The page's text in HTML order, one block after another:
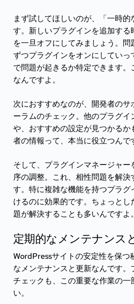
まず試してほしいのが、「一時
す。新しいプラグインを追加する
を一旦オフにしてみましょう。問
ずつプラグインをオンにしていっ
で問題が起きるか特定できます。
なんですよ。
次におすすめなのが、開発者のサ
ーラムのチェック。他のプラグイ
や、おすすめの設定が見つかるか
者の情報って、本当に役立つんで
そして、プラグインマネージャ
序の調整。これ、相性問題を解
す。特に複雑な機能を持つプラグ
けるのに効果的です。ちょっとし
題が解決することも多いんですよ。
定期的なメンテナンス
WordPressサイトの安定性を保つ
なメンテナンスと更新なんです。
チェックも、この重要な作業の一
い。